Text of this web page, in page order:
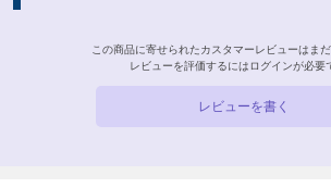
この商品に寄せられたカスタマーレビューはまだ
レビューを評価するには ログインが必要
レビューを書く